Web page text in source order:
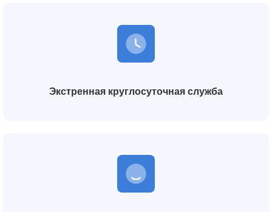
Экстренная круглосуточная служба